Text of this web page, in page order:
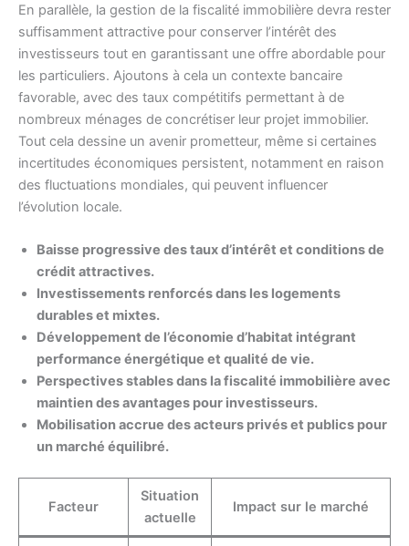
En parallèle, la gestion de la fiscalité immobilière devra rester
suffisamment attractive pour conserver l’intérêt des
investisseurs tout en garantissant une offre abordable pour
les particuliers. Ajoutons à cela un contexte bancaire
favorable, avec des taux compétitifs permettant à de
nombreux ménages de concrétiser leur projet immobilier.
Tout cela dessine un avenir prometteur, même si certaines
incertitudes économiques persistent, notamment en raison
des fluctuations mondiales, qui peuvent influencer
l’évolution locale.
Baisse progressive des taux d’intérêt et conditions de
crédit attractives.
Investissements renforcés dans les logements
durables et mixtes.
Développement de l’économie d’habitat intégrant
performance énergétique et qualité de vie.
Perspectives stables dans la fiscalité immobilière avec
maintien des avantages pour investisseurs.
Mobilisation accrue des acteurs privés et publics pour
un marché équilibré.
Facteur
Situation
actuelle
Impact sur le marché